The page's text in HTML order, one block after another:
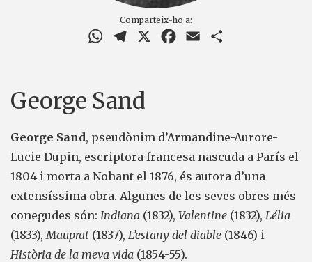
Comparteix-ho a:
WhatsAppTelegram Facebook
Email
George Sand
George Sand, pseudònim d’Armandine-Aurore-
Lucie Dupin, escriptora francesa nascuda a París el
1804 i morta a Nohant el 1876, és autora d’una
extensíssima obra. Algunes de les seves obres més
conegudes són: Indiana (1832), Valentine (1832), Lélia
(1833),Mauprat (1837), L’estany del diable (1846) i
Història de la meva vida (1854-55).